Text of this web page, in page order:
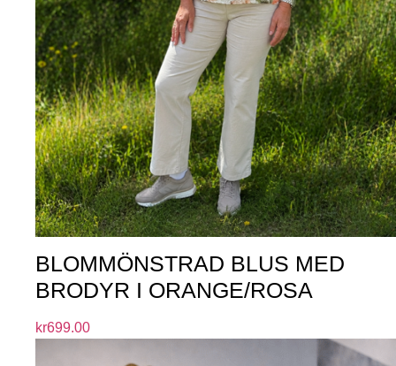
BLOMMÖNSTRAD BLUS MED
BRODYR I ORANGE/ROSA
kr699.00